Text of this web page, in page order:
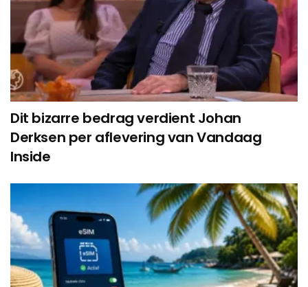
Dit bizarre bedrag verdient Johan
Derksen per aflevering van Vandaag
Inside